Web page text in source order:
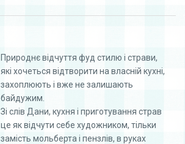
Природнє відчуття фуд стилю і страви,
які хочеться відтворити на власній кухні,
захоплюють і вже не залишають
байдужим.
Зі слів Дани, кухня і приготування страв
це як відчути себе художником, тільки
замість мольберта і пензлів, в руках